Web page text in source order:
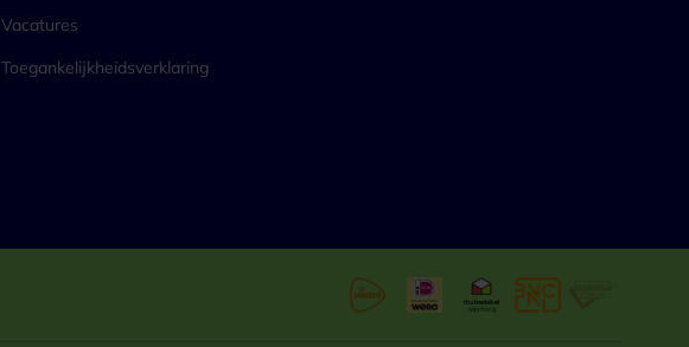
Vacatures
Toegankelijkheidsverklaring